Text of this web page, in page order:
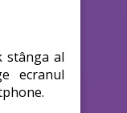
stânga al
ecranul